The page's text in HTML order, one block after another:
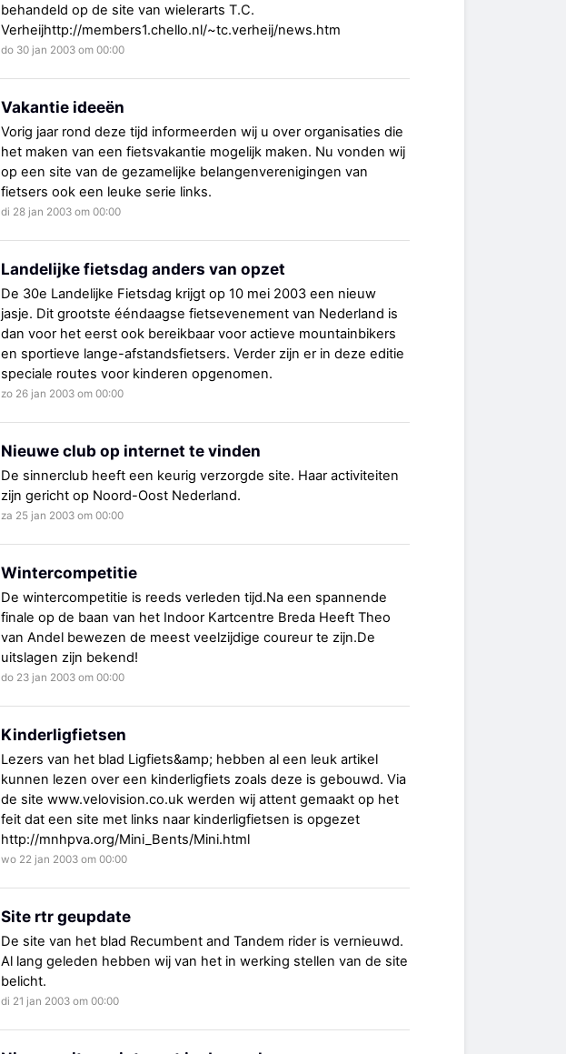
behandeld op de site van wielerarts T.C.
Verheijhttp://members1.chello.nl/~tc.verheij/news.htm
do 30 jan 2003 om 00:00
Vakantie ideeën
Vorig jaar rond deze tijd informeerden wij u over organisaties die
het maken van een fietsvakantie mogelijk maken. Nu vonden wij
op een site van de gezamelijke belangenverenigingen van
fietsers ook een leuke serie links.
di 28 jan 2003 om 00:00
Landelijke fietsdag anders van opzet
De 30e Landelijke Fietsdag krijgt op 10 mei 2003 een nieuw
jasje. Dit grootste ééndaagse fietsevenement van Nederland is
dan voor het eerst ook bereikbaar voor actieve mountainbikers
en sportieve lange-afstandsfietsers. Verder zijn er in deze editie
speciale routes voor kinderen opgenomen.
zo 26 jan 2003 om 00:00
Nieuwe club op internet te vinden
De sinnerclub heeft een keurig verzorgde site. Haar activiteiten
zijn gericht op Noord-Oost Nederland.
za 25 jan 2003 om 00:00
Wintercompetitie
De wintercompetitie is reeds verleden tijd.Na een spannende
finale op de baan van het Indoor Kartcentre Breda Heeft Theo
van Andel bewezen de meest veelzijdige coureur te zijn.De
uitslagen zijn bekend!
do 23 jan 2003 om 00:00
Kinderligfietsen
Lezers van het blad Ligfiets&amp; hebben al een leuk artikel
kunnen lezen over een kinderligfiets zoals deze is gebouwd. Via
de site www.velovision.co.uk werden wij attent gemaakt op het
feit dat een site met links naar kinderligfietsen is opgezet
http://mnhpva.org/Mini_Bents/Mini.html
wo 22 jan 2003 om 00:00
Site rtr geupdate
De site van het blad Recumbent and Tandem rider is vernieuwd.
Al lang geleden hebben wij van het in werking stellen van de site
belicht.
di 21 jan 2003 om 00:00